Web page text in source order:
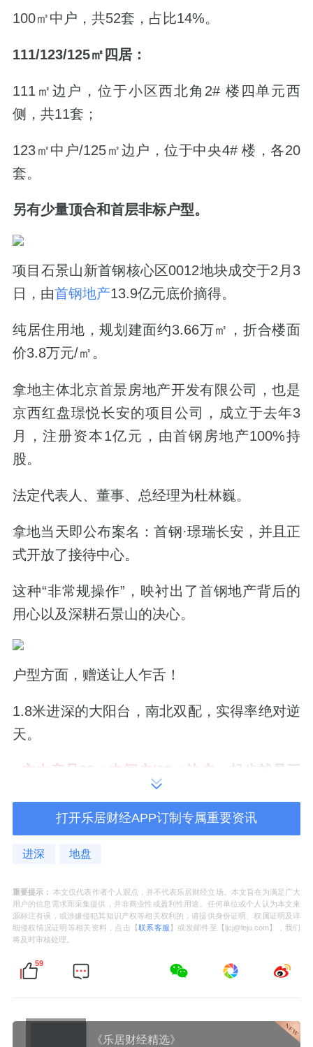
100㎡中户，共52套，占比14%。
111/123/125㎡四居：
111㎡边户，位于小区西北角2# 楼四单元西
侧，共11套；
123㎡中户/125㎡边户，位于中央4# 楼，各20
套。
另有少量顶合和首层非标户型。
项目石景山新首钢核心区0012地块成交于2月3
日，由首钢地产13.9亿元底价摘得。
纯居住用地，规划建面约3.66万㎡，折合楼面
价3.8万元/㎡。
拿地主体北京首景房地产开发有限公司，也是
京西红盘璟悦长安的项目公司，成立于去年3
月，注册资本1亿元，由首钢房地产100%持
股。
法定代表人、董事、总经理为杜林巍。
拿地当天即公布案名：首钢·璟瑞长安，并且正
式开放了接待中心。
这种“非常规操作”，映衬出了首钢地产背后的
用心以及深耕石景山的决心。
户型方面，赠送让人乍舌！
1.8米进深的大阳台，南北双配，实得率绝对逆
天。
· 主力产品 ㎡中间 户/92 ㎡边户
南向两开间，通面宽大阳台；
北向送了一个比
主卧还大的阳台。
最小卧室也有8㎡+，放一个双人床和柜子也毫
不局促，妥妥的真三居。
到公卫，多赠送的
同时还给到了 非常好的 采光
餐客厨一体式设计， 入户门后面还做出一个
打开乐居财经APP订制专属重要资讯
进深 地盘
重要提示： 本文仅代表作者个人观点，并不代表乐居财经立场。本文旨在为满足广大
用户的信息需求而采集提供，并非商业性或盈利性用途。任何单位或个人认为本文来
源标注有误，或涉嫌侵犯其知识产权等相关权利的，请提供身份证明、权属证明及详
细侵权情况证明等相关资料，点击【联系客服 】或发邮件至【ljcj@leju.com】，我们
将及时审核处理。
59
《乐居财经精选》